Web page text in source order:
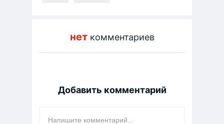
неткомментариев
Добавить комментарий